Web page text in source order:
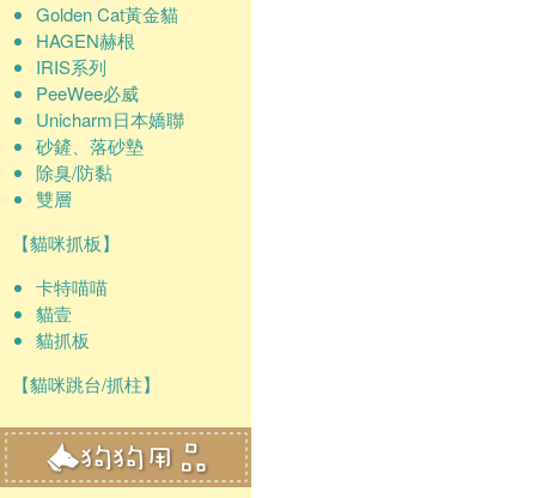
Golden Cat黃金貓
HAGEN赫根
IRIS系列
PeeWee必威
Unicharm日本嬌聯
砂鏟、落砂墊
除臭/防黏
雙層
【貓咪抓板】
卡特喵喵
貓壹
貓抓板
【貓咪跳台/抓柱】